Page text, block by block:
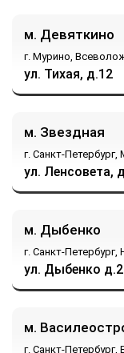
м. Девяткино
г. Мурино,
ул. Тихая, д.12
м. Звездная
г. Санкт-Петербург,
ул. Ленсовета,
м. Дыбенко
г. Санкт-Петербург,
ул. Дыбенко
м.
г. Санкт-Петербург,